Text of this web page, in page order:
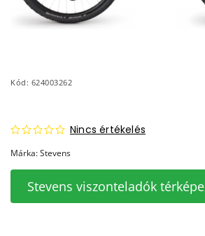
Kód: 624003262
Nincs értékelés
Márka:Stevens
Stevens viszonteladók térképe